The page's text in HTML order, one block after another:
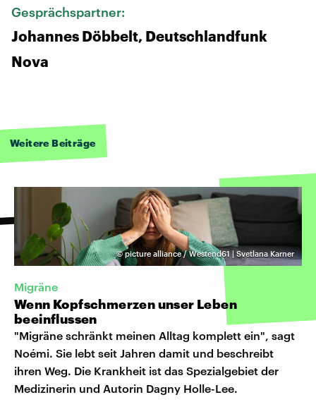
Gesprächspartner:
Johannes Döbbelt, Deutschlandfunk
Nova
Weitere Beiträge
©picture alliance / Westend61 | Svetlana Karner
Migräne
Wenn Kopfschmerzen unser Leben
beeinflussen
"Migräne schränkt meinen Alltag komplett ein", sagt
Noémi. Sie lebt seit Jahren damit und beschreibt
ihren Weg. Die Krankheit ist das Spezialgebiet der
Medizinerin und Autorin Dagny Holle-Lee.